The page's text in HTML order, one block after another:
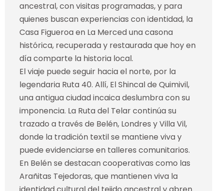
ancestral, con visitas programadas, y para
quienes buscan experiencias con identidad, la
Casa Figueroa en La Merced una casona
histórica, recuperada y restaurada que hoy en
día comparte la historia local.
El viaje puede seguir hacia el norte, por la
legendaria Ruta 40. Allí, El Shincal de Quimivil,
una antigua ciudad incaica deslumbra con su
imponencia. La Ruta del Telar continúa su
trazado a través de Belén, Londres y Villa Vil,
donde la tradición textil se mantiene viva y
puede evidenciarse en talleres comunitarios.
En Belén se destacan cooperativas como las
Arañitas Tejedoras, que mantienen viva la